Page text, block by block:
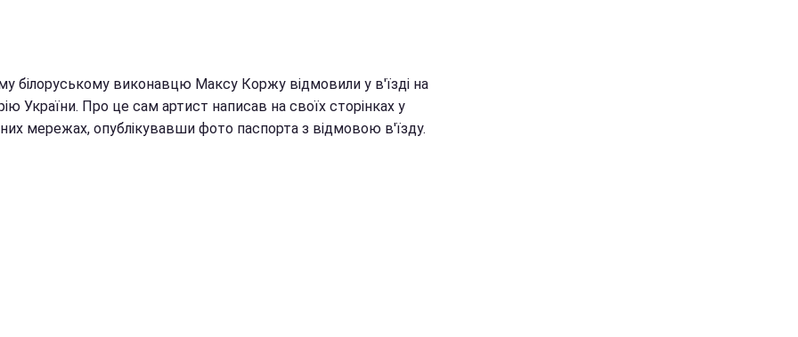
білоруському виконавцю Максу Коржу відмовили у в'їзді на
України. Про це сам артист написав на своїх сторінках у
мережах, опублікувавши фото паспорта з відмовою в'їзду.